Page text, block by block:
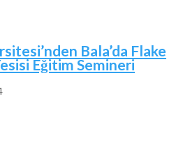
Bala’da Flake
Eğitim Semineri